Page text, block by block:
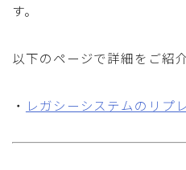
す。
以下のページで詳細をご紹
・ レガシーシステムのリプ